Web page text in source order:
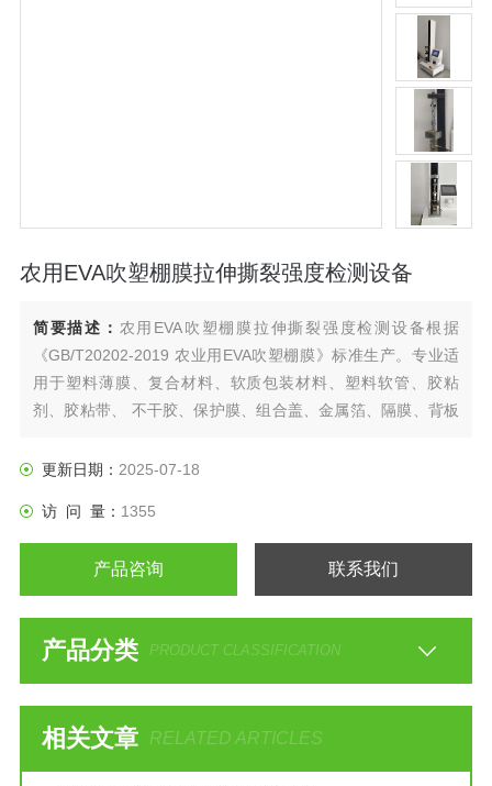
农用EVA吹塑棚膜拉伸撕裂强度检测设备
简要描述： 农用EVA吹塑棚膜拉伸撕裂强度检测设备根据
《GB/T20202-2019 农业用EVA吹塑棚膜》标准生产。专业适
用于塑料薄膜、复合材料、软质包装材料、塑料软管、胶粘
剂、胶粘带、 不干胶、保护膜、组合盖、金属箔、隔膜、背板
裂、热封、粘合、 穿刺力、开启力、低速解卷力、拨开力等性
更新日期： 2025-07-18
访 问 量： 1355
产品咨询 联系我们
产品分类 PRODUCT CLASSIFICATION
相关文章 RELATED ARTICLES